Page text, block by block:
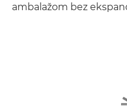
ambalažom bez